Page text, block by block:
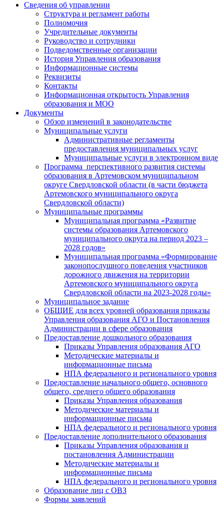
Сведения об управлении
Структура и регламент работы
Полномочия
Учредительные документы
Руководство и сотрудники
Подведомственные организации
История Управления образования
Информационные системы
Реквизиты
Контакты
Информационная открытость Управления
образования и МОО
Документы
Обзор изменений в законодательстве
Муниципальные услуги
Административные регламенты
предоставления муниципальных услуг
Муниципальные услуги в электронном виде
Программа перспективного развития системы
образования в Артемовском муниципальном
округе Свердловской области (в части бюджета
Артемовского муниципального округа
Свердловской области)
Муниципальные программы
Муниципальная программа «Развитие
системы образования Артемовского
муниципального округа на период 2023 –
2028 годов»
Муниципальная программа «Формирование
законопослушного поведения участников
дорожного движения на территории
Артемовского муниципального округа
Свердловской области на 2023-2028 годы»
Муниципальное задание
ОБЩИЕ для всех уровней образования приказы
Управления образования АГО и Постановления
Администрации в сфере образования
Предоставление дошкольного образования
Приказы Управления образования АГО
Методические материалы и
информационные письма
НПА федерального и регионального уровня
Предоставление начального общего, основного
общего, среднего общего образования
Приказы Управления образования
Методические материалы и
информационные письма
НПА федерального и регионального уровня
Предоставление дополнительного образования
Приказы Управления образования и
постановления Администрации
Методические материалы и
информационные письма
НПА федерального и регионального уровня
Образование лиц с ОВЗ
Формы заявлений